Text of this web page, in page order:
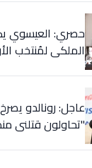
حصري: العيسوي
الملكي لمُنتخب
عاجل: رونالدو